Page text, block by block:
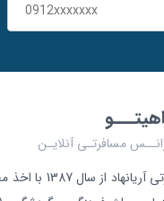
مسافرتـی آنلایـن
آژانس مسافرتی